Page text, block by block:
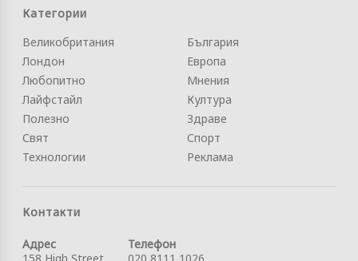
Категории
Великобритания
Лондон
Любопитно
Лайфстайл
Полезно
Свят
Технологии
България
Европа
Мнения
Култура
Здраве
Спорт
Реклама
Контакти
Адрес
Телефон